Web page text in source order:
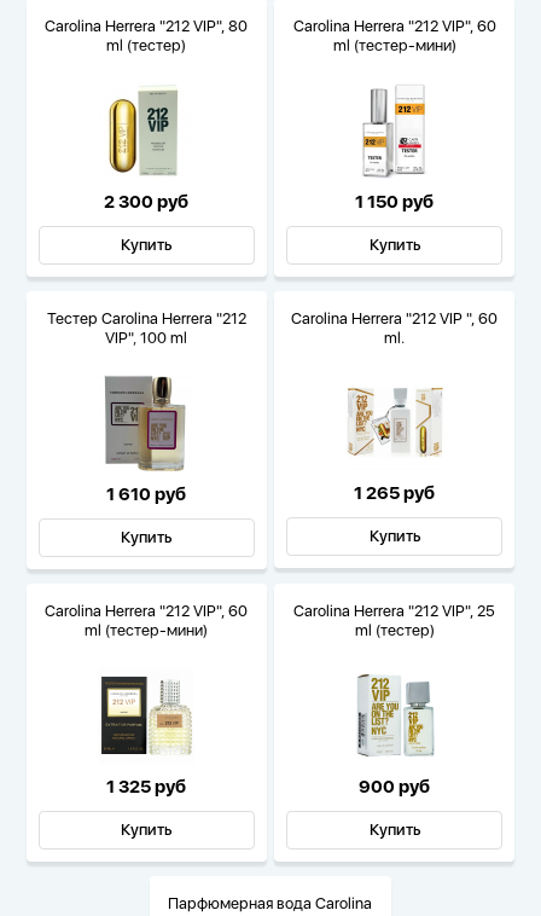
Carolina Herrera "212 VIP", 80
ml (тестер)
2 300 руб
Купить
Carolina Herrera "212 VIP", 60
ml (тестер-мини)
1 150 руб
Купить
Тестер Carolina Herrera "212
VIP", 100 ml
1 610 руб
Купить
Carolina Herrera "212 VIP ", 60
ml.
1 265 руб
Купить
Carolina Herrera "212 VIP", 60
ml (тестер-мини)
1 325 руб
Купить
Carolina Herrera "212 VIP", 25
ml (тестер)
900 руб
Купить
Парфюмерная вода Carolina